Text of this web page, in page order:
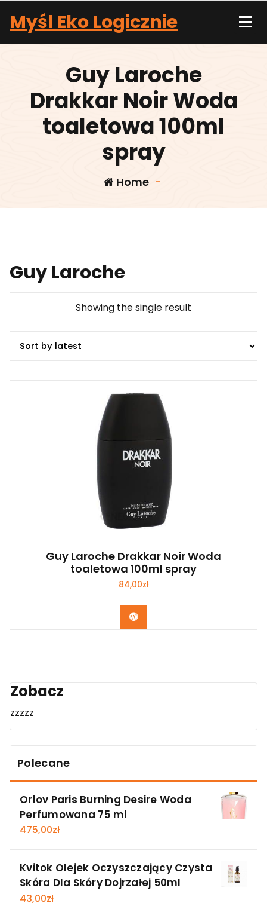
content
Myśl Eko Logicznie
Guy Laroche
Drakkar Noir Woda
toaletowa 100ml
spray
Home -
Guy Laroche
Showing the single result
Guy Laroche Drakkar Noir Woda
toaletowa 100ml spray
84,00zł
Zobacz
Zobacz
zzzzz
Polecane
Orlov Paris Burning Desire Woda
Perfumowana 75 ml
475,00zł
Kvitok Olejek Oczyszczający Czysta
Skóra Dla Skóry Dojrzałej 50ml
43,00zł